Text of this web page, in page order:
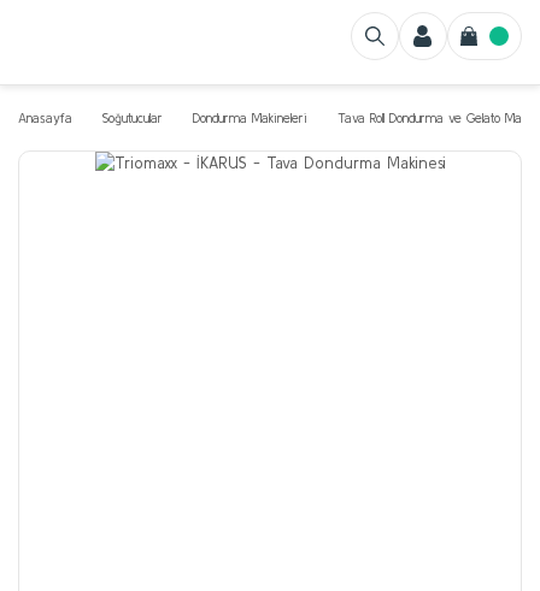
Anasayfa Soğutucular Dondurma Makineleri Tava Roll Dondurma ve Gelato